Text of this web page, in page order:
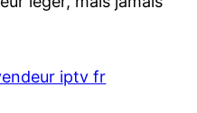
iptv fr